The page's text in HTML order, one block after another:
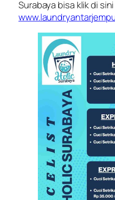
Surabaya bisa klik di sini